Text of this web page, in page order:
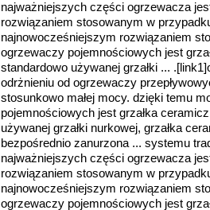
najważniejszych części ogrzewacza
rozwiązaniem stosowanym w
najnowocześniejszym rozwiązaniem
ogrzewaczy pojemnościowych jest
standardowo używanej grzałki ...
odrżnieniu od ogrzewaczy
stosunkowo małej mocy. dzięki temu
pojemnościowych jest grzałka
używanej grzałki nurkowej, grzałka
bezpośrednio zanurzona ... systemu
najważniejszych części ogrzewacza
rozwiązaniem stosowanym w
najnowocześniejszym rozwiązaniem
ogrzewaczy pojemnościowych jest